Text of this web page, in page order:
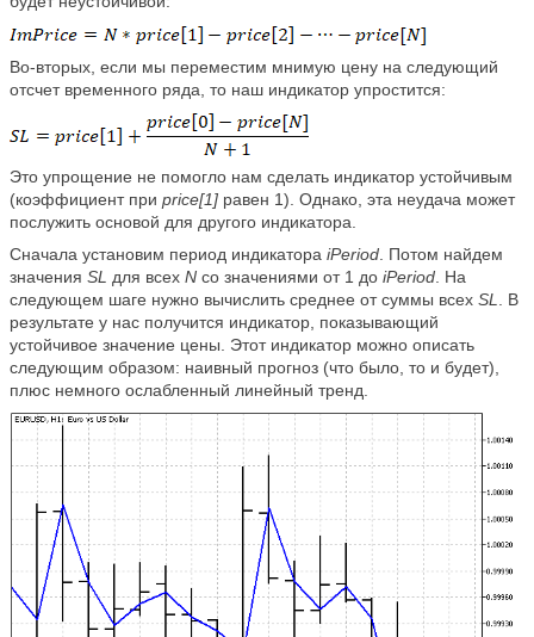
Во-вторых, если мы переместим мнимую цену на следующий
отсчет временного ряда, то наш индикатор упростится:
Это упрощение не помогло нам сделать индикатор устойчивым
(коэффициент при price[1] равен 1). Однако, эта неудача может
послужить основой для другого индикатора.
Сначала установим период индикатора iPeriod . Потом найдем
значения SL для всех N со значениями от 1 до iPeriod . На
следующем шаге нужно вычислить среднее от суммы всех SL
. В
результате у нас получится индикатор, показывающий
устойчивое значение цены. Этот индикатор можно описать
следующим образом: наивный прогноз (что было, то и будет),
плюс немного ослабленный линейный тренд.